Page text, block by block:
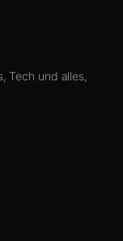
Tech und alles,